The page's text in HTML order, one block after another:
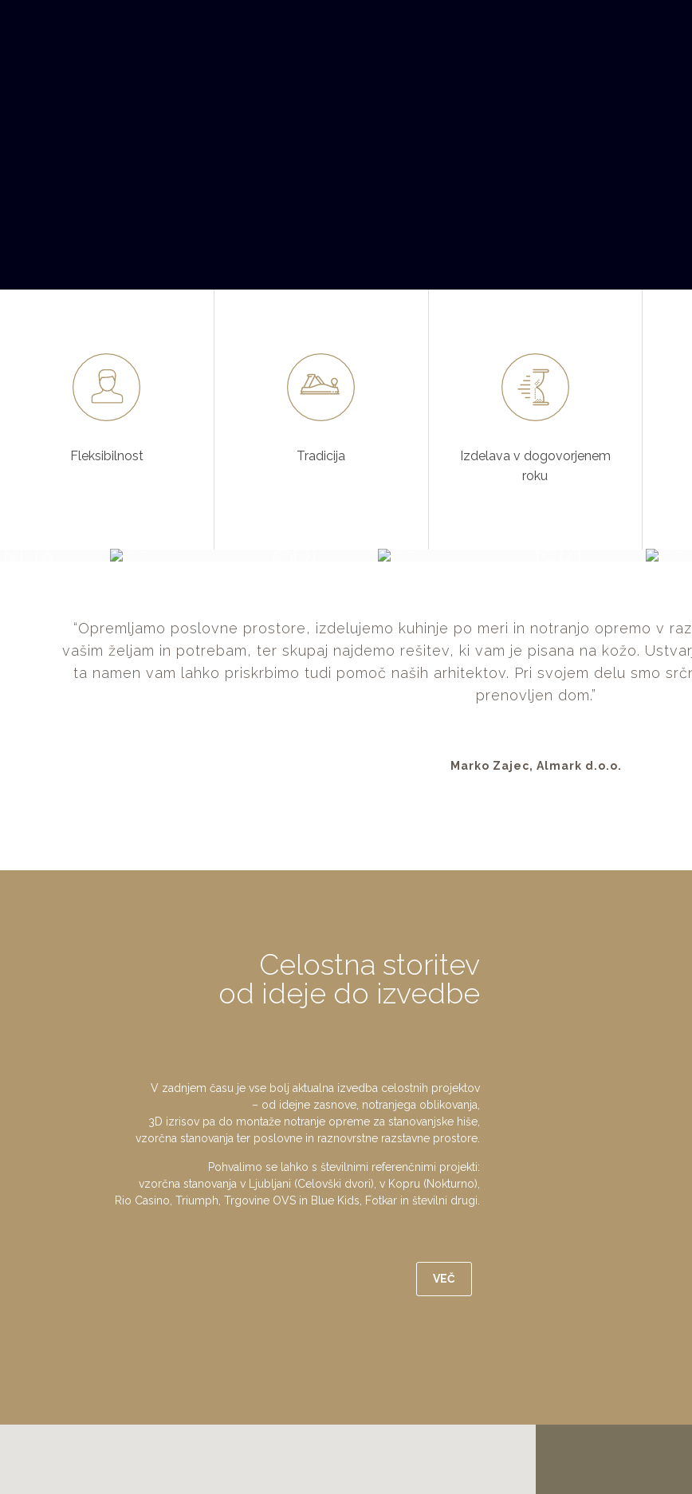
Fleksibilnost Tradicija
Izdelava v dogovorjenem
roku
PROSTORI
“Opremljamo poslovne prostore, izdelujemo kuhinje po meri in notranjo opremo v
vašim željam in potrebam, ter skupaj najdemo rešitev, ki vam je pisana na kožo.
ta namen vam lahko priskrbimo tudi pomoč naših arhitektov. Pri svojem delu smo
prenovljen dom.”
Marko Zajec, Almark d.o.o.
Celostna storitev
od ideje do izvedbe
V zadnjem času je vse bolj aktualna izvedba celostnih projektov
– od idejne zasnove, notranjega oblikovanja,
3D izrisov pa do montaže notranje opreme za stanovanjske hiše,
vzorčna stanovanja ter poslovne in raznovrstne razstavne prostore.
Pohvalimo se lahko s številnimi referenčnimi projekti:
vzorčna stanovanja v Ljubljani (Celovški dvori), v Kopru (Nokturno),
Rio Casino, Triumph, Trgovine OVS in Blue Kids, Fotkar in številni drugi.
VEČ